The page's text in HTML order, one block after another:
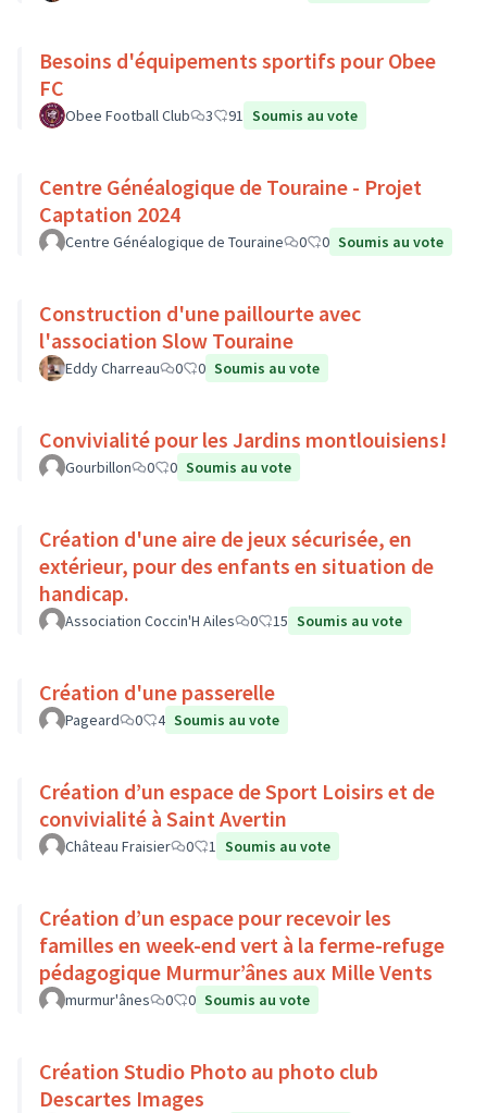
Besoins d'équipements sportifs pour Obee
FC
Obee Football Club 3 91 Soumis au vote
Centre Généalogique de Touraine - Projet
Captation 2024
Centre Généalogique de Touraine 0 0 Soumis au vote
Construction d'une paillourte avec
l'association Slow Touraine
Eddy Charreau 0 0 Soumis au vote
Convivialité pour les Jardins montlouisiens!
Gourbillon 0 0 Soumis au vote
Création d'une aire de jeux sécurisée, en
extérieur, pour des enfants en situation de
handicap.
Association Coccin'H Ailes 0 15 Soumis au vote
Création d'une passerelle
Pageard 0 4 Soumis au vote
Création d’un espace de Sport Loisirs et de
convivialité à Saint Avertin
Château Fraisier 0 1 Soumis au vote
Création d’un espace pour recevoir les
familles en week-end vert à la ferme-refuge
pédagogique Murmur’ânes aux Mille Vents
murmur'ânes 0 0 Soumis au vote
Création Studio Photo au photo club
Descartes Images